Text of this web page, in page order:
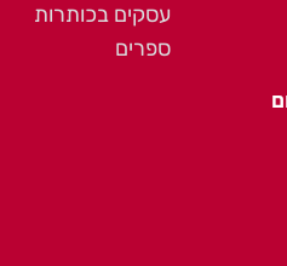
עסקים בכותרות
ספרים